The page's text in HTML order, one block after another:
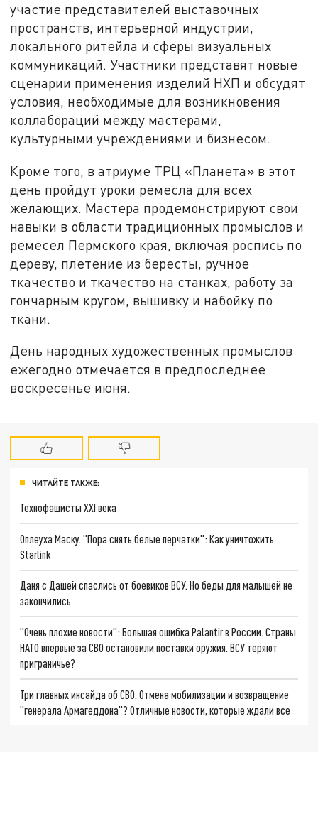
участие представителей выставочных
пространств, интерьерной индустрии,
локального ритейла и сферы визуальных
коммуникаций. Участники представят новые
сценарии применения изделий НХП и обсудят
условия, необходимые для возникновения
коллабораций между мастерами,
культурными учреждениями и бизнесом.
Кроме того, в атриуме ТРЦ «Планета» в этот
день пройдут уроки ремесла для всех
желающих. Мастера продемонстрируют свои
навыки в области традиционных промыслов и
ремесел Пермского края, включая роспись по
дереву, плетение из бересты, ручное
ткачество и ткачество на станках, работу за
гончарным кругом, вышивку и набойку по
ткани.
День народных художественных промыслов
ежегодно отмечается в предпоследнее
воскресенье июня.
ЧИТАЙТЕ ТАКЖЕ:
Технофашисты XXI века
Оплеуха Маску. "Пора снять белые перчатки": Как уничтожить
Starlink
Даня с Дашей спаслись от боевиков ВСУ. Но беды для малышей не
закончились
"Очень плохие новости": Большая ошибка Palantir в России. Страны
НАТО впервые за СВО остановили поставки оружия. ВСУ теряют
приграничье?
Три главных инсайда об СВО. Отмена мобилизации и возвращение
"генерала Армагеддона"? Отличные новости, которые ждали все